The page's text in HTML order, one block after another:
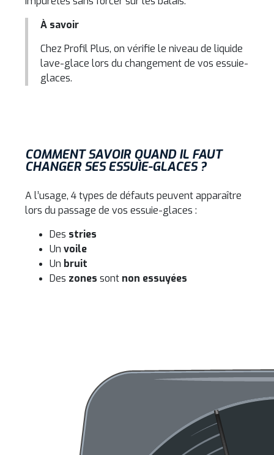
À savoir
Chez Profil Plus, on vérifie le niveau de liquide
lave-glace lors du changement de vos essuie-
glaces.
COMMENT SAVOIR QUAND IL FAUT
CHANGER SES ESSUIE-GLACES ?
A l’usage, 4 types de défauts peuvent apparaître
lors du passage de vos essuie-glaces :
Des stries
Un voile
Un bruit
Des zones sont non essuyées